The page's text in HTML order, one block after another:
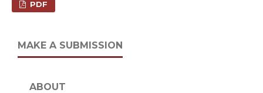
PDF
MAKE A SUBMISSION
ABOUT